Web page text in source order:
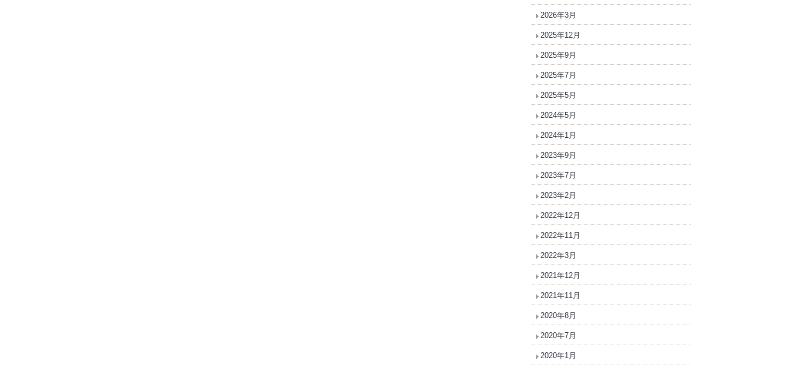
2026年3月
2025年12月
2025年9月
2025年7月
2025年5月
2024年5月
2024年1月
2023年9月
2023年7月
2023年2月
2022年12月
2022年11月
2022年3月
2021年12月
2021年11月
2020年8月
2020年7月
2020年1月